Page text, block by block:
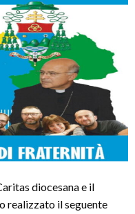
diocesana e il
realizzato il seguente